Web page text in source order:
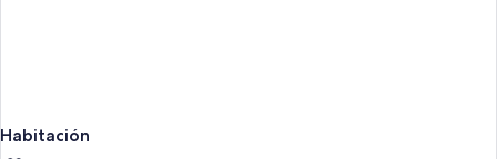
Habitación